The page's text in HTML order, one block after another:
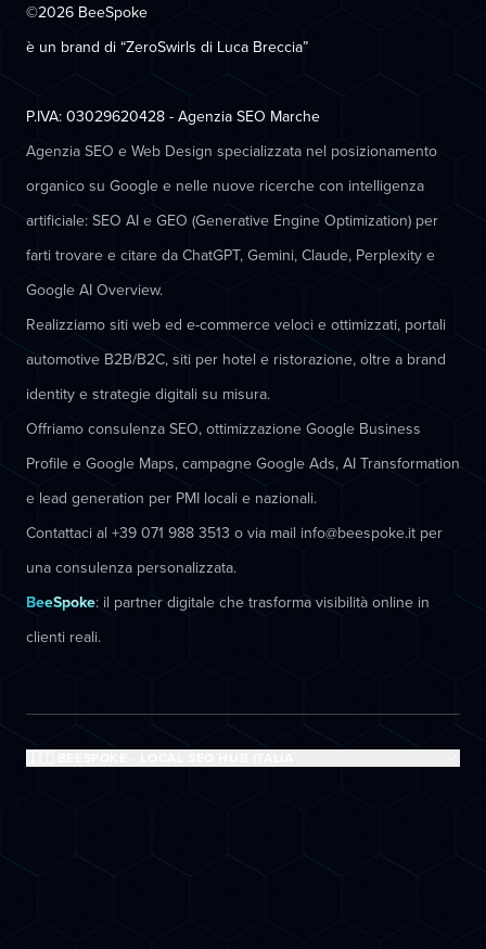
©2026 BeeSpoke
è un brand di “ZeroSwirls di Luca Breccia”
P.IVA: 03029620428 - Agenzia SEO Marche
Agenzia SEO e Web Design specializzata nel posizionamento
organico su Google e nelle nuove ricerche con intelligenza
artificiale: SEO AI e GEO (Generative Engine Optimization) per
farti trovare e citare da ChatGPT, Gemini, Claude, Perplexity e
Google AI Overview.
Realizziamo siti web ed e-commerce veloci e ottimizzati, portali
automotive B2B/B2C, siti per hotel e ristorazione, oltre a brand
identity e strategie digitali su misura.
Offriamo consulenza SEO, ottimizzazione Google Business
Profile e Google Maps, campagne Google Ads, AI Transformation
e lead generation per PMI locali e nazionali.
Contattaci al +39 071 988 3513 o via mail info@beespoke.it per
una consulenza personalizzata.
BeeSpoke: il partner digitale che trasforma visibilità online in
clienti reali.